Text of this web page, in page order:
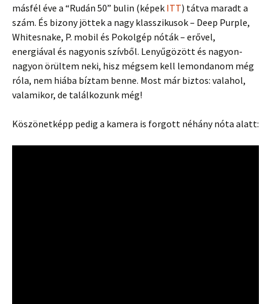
másfél éve a “Rudán 50” bulin (képek ITT) tátva maradt a
szám. És bizony jöttek a nagy klasszikusok – Deep Purple,
Whitesnake, P. mobil és Pokolgép nóták – erővel,
energiával és nagyonis szívből. Lenyűgözött és nagyon-
nagyon örültem neki, hisz mégsem kell lemondanom még
róla, nem hiába bíztam benne. Most már biztos: valahol,
valamikor, de találkozunk még!
Köszönetképp pedig a kamera is forgott néhány nóta alatt: